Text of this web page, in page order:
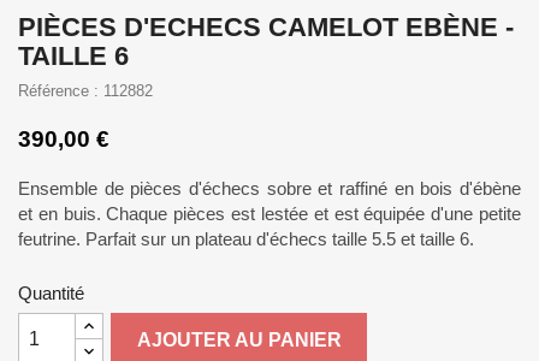
PIÈCES D'ECHECS CAMELOT EBÈNE -
TAILLE 6
Référence : 112882
390,00 €
Ensemble de pièces d'échecs sobre et raffiné en bois d'ébène
et en buis. Chaque pièces est lestée et est équipée d'une petite
feutrine. Parfait sur un plateau d'échecs taille 5.5 et taille 6.
Quantité
AJOUTER AU PANIER